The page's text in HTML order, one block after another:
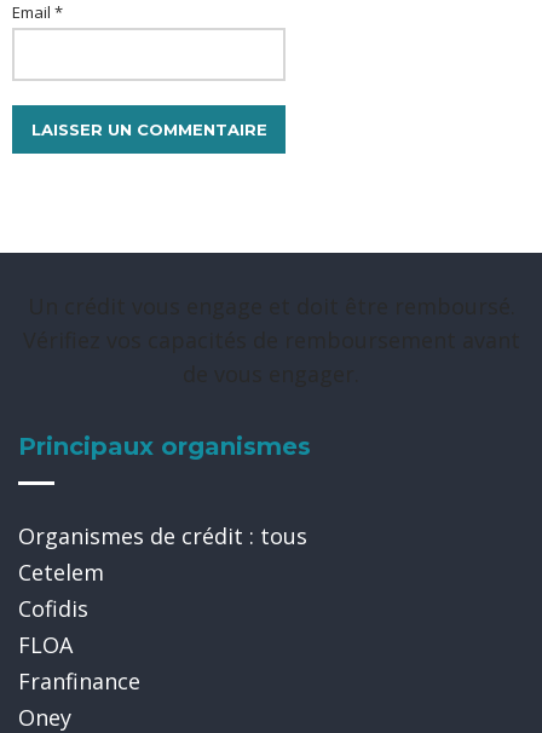
Email *
Principaux organismes
Organismes de crédit : tous
Cetelem
Cofidis
FLOA
Franfinance
Oney